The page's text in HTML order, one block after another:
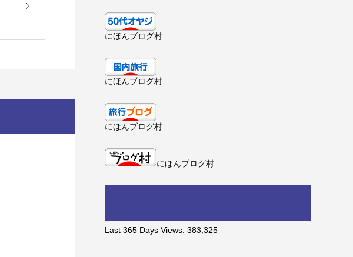
にほんブログ村
にほんブログ村
にほんブログ村
にほんブログ村
Last 365 Days Views: 383,325